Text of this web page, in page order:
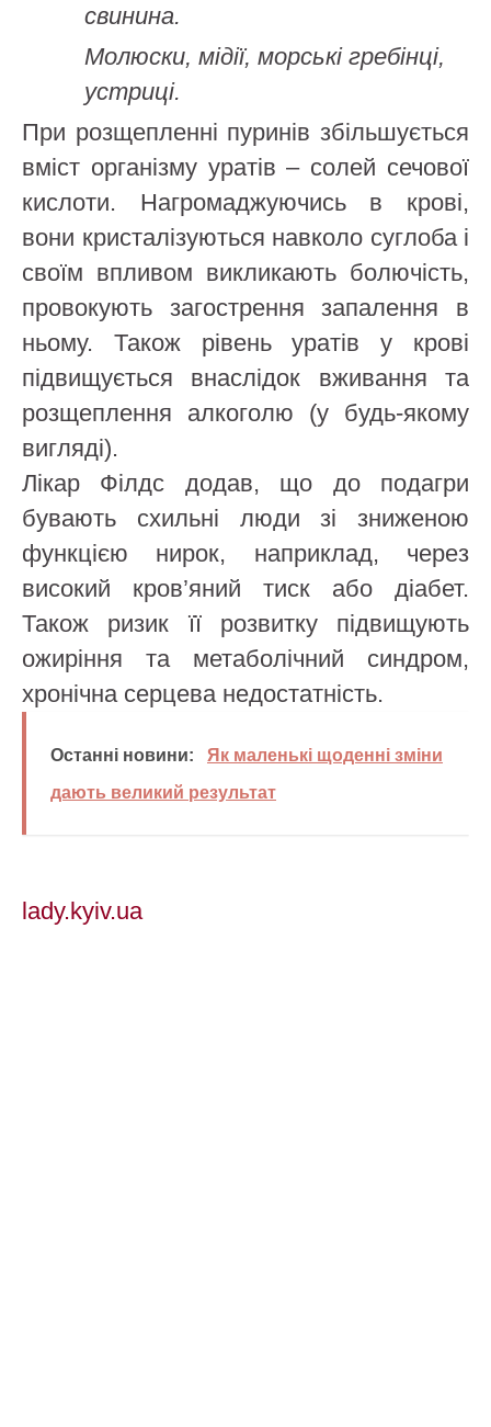
свинина.
Молюски, мідії, морські гребінці,
устриці.
При розщепленні пуринів збільшується
вміст організму уратів – солей сечової
кислоти. Нагромаджуючись в крові,
вони кристалізуються навколо суглоба і
своїм впливом викликають болючість,
провокують загострення запалення в
ньому. Також рівень уратів у крові
підвищується внаслідок вживання та
розщеплення алкоголю (у будь-якому
вигляді).
Лікар Філдс додав, що до подагри
бувають схильні люди зі зниженою
функцією нирок, наприклад, через
високий кров’яний тиск або діабет.
Також ризик її розвитку підвищують
ожиріння та метаболічний синдром,
хронічна серцева недостатність.
Останні новини:
Як маленькі щоденні зміни
дають великий результат
lady.kyiv.ua